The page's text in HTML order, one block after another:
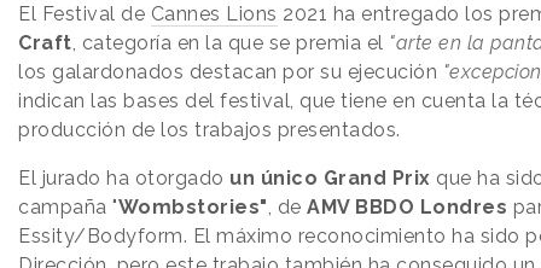
El Festival de Cannes Lions 2021 ha entregado los
Craft , categoría en la que se premia el "arte en la
los galardonados destacan por su ejecución
indican las bases del festival, que tiene en cuenta la
producción de los trabajos presentados.
El jurado ha otorgado un único Grand Prix que ha
campaña "Wombstories" , de AMV BBDO Londres
Essity/Bodyform. El máximo reconocimiento ha sido